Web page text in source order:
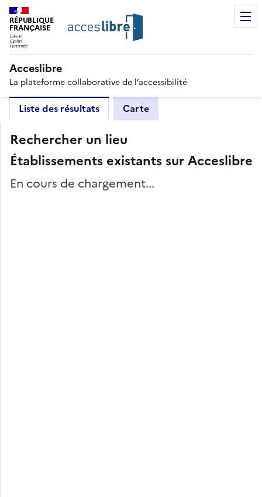
RÉPUBLIQUE
FRANÇAISE
Acceslibre
La plateforme collaborative de l’accessibilité
Liste des résultats Carte
Rechercher un lieu
Établissements existants sur Acceslibre
En cours de chargement...